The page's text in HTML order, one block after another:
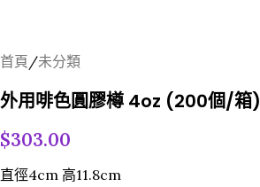
首頁/未分類
外用啡色圓膠樽 4oz (200個/箱)
$303.00
直徑4cm 高11.8cm